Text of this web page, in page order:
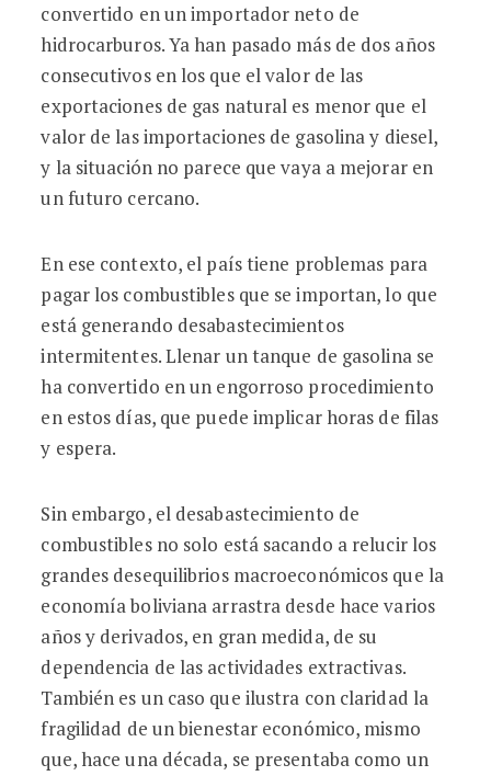
convertido en un importador neto de
hidrocarburos. Ya han pasado más de dos años
consecutivos en los que el valor de las
exportaciones de gas natural es menor que el
valor de las importaciones de gasolina y diesel,
y la situación no parece que vaya a mejorar en
un futuro cercano.
En ese contexto, el país tiene problemas para
pagar los combustibles que se importan, lo que
está generando desabastecimientos
intermitentes. Llenar un tanque de gasolina se
ha convertido en un engorroso procedimiento
en estos días, que puede implicar horas de filas
y espera.
Sin embargo, el desabastecimiento de
combustibles no solo está sacando a relucir los
grandes desequilibrios macroeconómicos que la
economía boliviana arrastra desde hace varios
años y derivados, en gran medida, de su
dependencia de las actividades extractivas.
También es un caso que ilustra con claridad la
fragilidad de un bienestar económico, mismo
que, hace una década, se presentaba como un